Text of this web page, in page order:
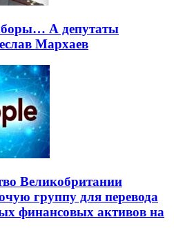
А депутаты
Мархаев
Великобритании
группу для перевода
финансовых активов на